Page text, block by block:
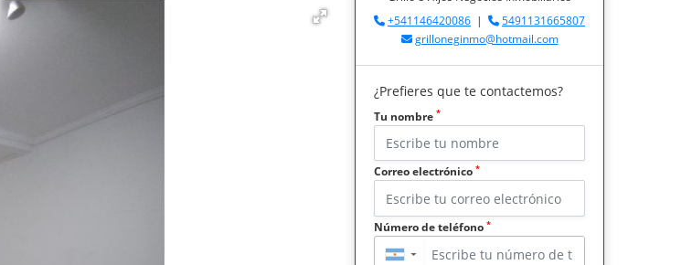
+541146420086 |
5491131665807
grilloneginmo@hotmail.com
¿Prefieres que te contactemos?
Tu nombre *
Correo electrónico *
Número de teléfono *
▼